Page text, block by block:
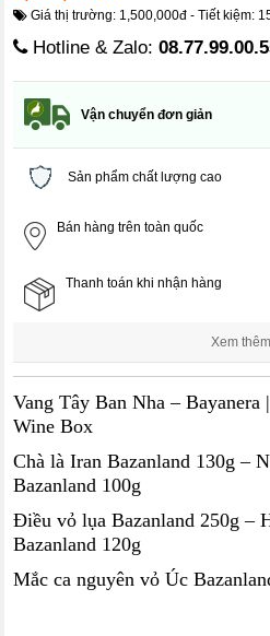
Giá thị trường: 1,500,000đ - Tiết kiệm:
Hotline & Zalo:
Vận chuyển đơn giản
Sản phẩm chất lượng cao
Bán hàng trên toàn quốc
Thanh toán khi nhận hàng
Xem thêm
Vang Tây Ban Nha –
Wine Box
Chà là Iran Bazanland 130g –
Bazanland 100g
Điều vỏ lụa Bazanland 250g –
Bazanland 120g
Mắc ca nguyên vỏ Úc